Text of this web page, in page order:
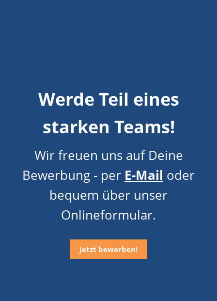
Werde Teil eines
starken Teams!
Wir freuen uns auf Deine
Bewerbung - per E-Mail oder
bequem über unser
Onlineformular.
Jetzt bewerben!